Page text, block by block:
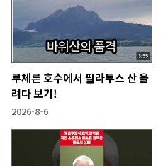
루체른 호수에서 필라투스 산 올
려다 보기!
2026-8-6